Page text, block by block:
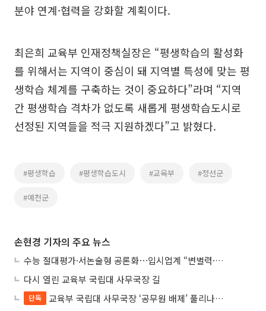
분야 연계·협력을 강화할 계획이다.
최은희 교육부 인재정책실장은 “평생학습의 활성화
를 위해서는 지역이 중심이 돼 지역별 특성에 맞는 평
생학습 체계를 구축하는 것이 중요하다”라며 “지역
간 평생학습 격차가 없도록 새롭게 평생학습도시로
선정된 지역들을 적극 지원하겠다”고 밝혔다.
#평생학습 #평생학습도시 #교육부 #정선군
#예천군
손현경 기자의 주요 뉴스
수능 절대평가·서논술형 공론화⋯입시업계 “변별력·사교육 대책 먼저”
다시 열린 교육부 국립대 사무국장 길
단독 교육부 국립대 사무국장 ‘공무원 배제’ 풀리나…응시자격 다시 열렸다